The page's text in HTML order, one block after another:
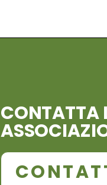
CONTATTA